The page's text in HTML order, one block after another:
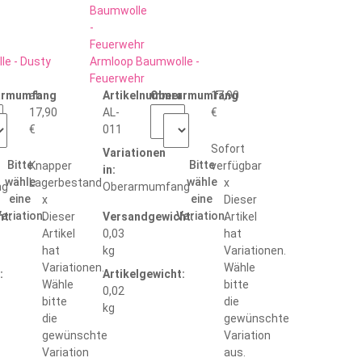
- Dusty
Bitte
wähle
eine
ab
17,90
€
Knapper
Lagerbestand
x
Dieser
Artikel
hat
Variationen.
Wähle
bitte
die
gewünschte
Variation
Armloop Baumwolle -
Feuerwehr
Artikelnummer:
AL-
011
Variationen
in:
Oberarmumfang
Versandgewicht:
0,03
kg
Artikelgewicht:
0,02
kg
Oberarmumfang
Bitte
wähle
eine
Variation.
17,90
€
Sofort
verfügbar
x
Dieser
Artikel
hat
Variationen.
Wähle
bitte
die
gewünschte
Variation
aus.